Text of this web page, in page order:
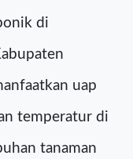
di
uap
temperatur di
tanaman